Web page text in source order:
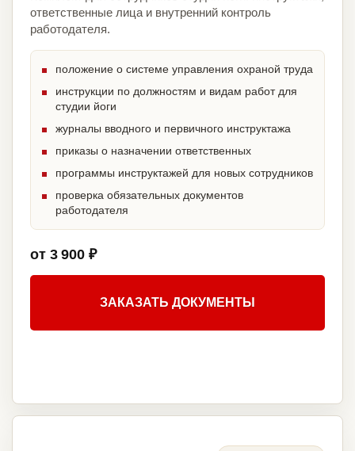
ответственные лица и внутренний контроль
работодателя.
положение о системе управления охраной труда
инструкции по должностям и видам работ для
студии йоги
журналы вводного и первичного инструктажа
приказы о назначении ответственных
программы инструктажей для новых сотрудников
проверка обязательных документов
работодателя
от 3 900 ₽
ЗАКАЗАТЬ ДОКУМЕНТЫ